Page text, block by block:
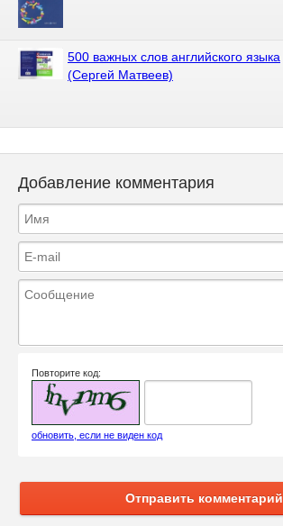
500 важных слов английского языка
(Сергей Матвеев)
Добавление комментария
Повторите код:
обновить, если не виден код
Отправить комментарий